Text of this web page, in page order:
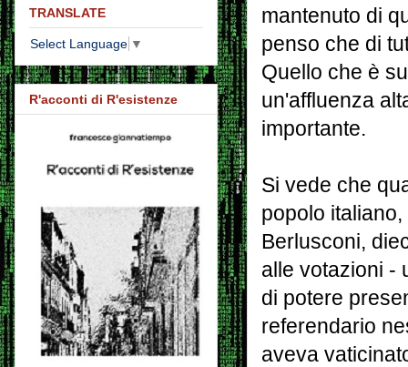
mantenuto di
penso che di
Quello che è
un'affluenza
importante.
Si vede che
popolo
Berlusconi,
alle votazioni -
di potere
referendario
aveva
TRANSLATE
Select Language ▼
R'acconti di R'esistenze